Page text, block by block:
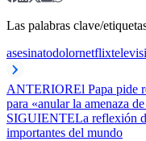
Las palabras clave/
asesinatodolornetflix
ANTERIOREl Papa pide
para «anular la amenaza
SIGUIENTELa reflexión
importantes del mundo